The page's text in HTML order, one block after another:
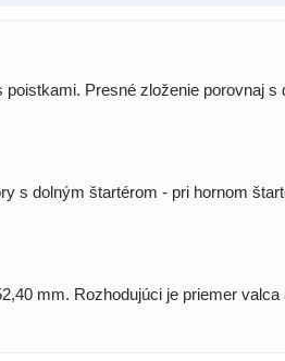
Presné zloženie porovnaj s
s dolným štartérom - pri hornom
mm. Rozhodujúci je priemer valca